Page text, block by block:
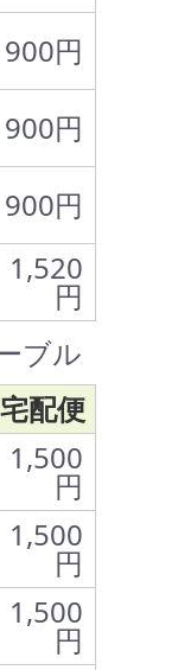
900円
900円
900円
1,520
円
ブル
宅配便
1,500
円
1,500
円
1,500
円